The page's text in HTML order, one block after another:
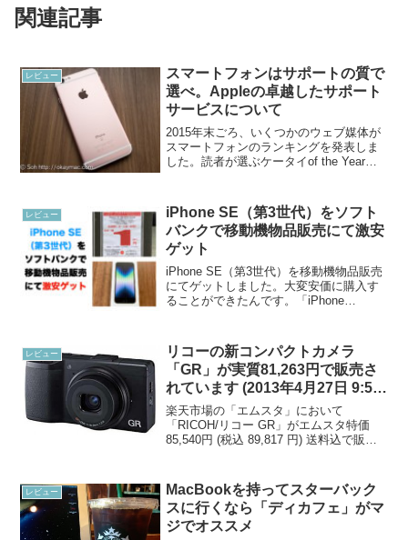
関連記事
レビュー
スマートフォンはサポートの質で
選べ。Appleの卓越したサポート
サービスについて
2015年末ごろ、いくつかのウェブ媒体が
スマートフォンのランキングを発表しま
した。読者が選ぶケータイof the Year
レビュー
iPhone SE（第3世代）をソフト
バンクで移動機物品販売にて激安
ゲット
iPhone SE（第3世代）を移動機物品販売
にてゲットしました。大変安価に購入す
ることができたんです。「iPhone
たい」という方には良い方法だと思いま
すので、本...
レビュー
リコーの新コンパクトカメラ
「GR」が実質81,263円で販売さ
れています (2013年4月27日 9:59
まで)
楽天市場の「エムスタ」において
「RICOH/リコー GR」がエムスタ特価
85,540円 (税込 89,817 円) 送料込で販売
の1％の楽天スーパーポイントが貯まる
の...
レビュー
MacBookを持ってスターバック
スに行くなら「ディカフェ」がマ
ジでオススメ